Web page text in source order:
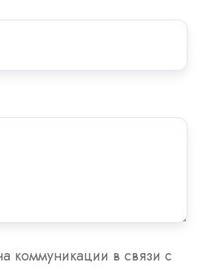
коммуникации в связи с